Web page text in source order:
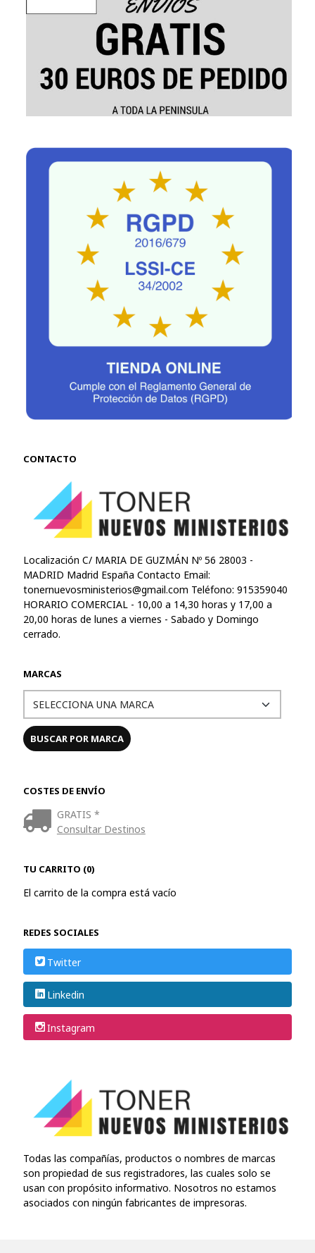
CONTACTO
Localización C/ MARIA DE GUZMÁN Nº 56 28003 -
MADRID Madrid España Contacto Email:
tonernuevosministerios@gmail.com Teléfono: 915359040
HORARIO COMERCIAL - 10,00 a 14,30 horas y 17,00 a
20,00 horas de lunes a viernes - Sabado y Domingo
cerrado.
MARCAS
COSTES DE ENVÍO
GRATIS *
Consultar Destinos
TU CARRITO (0)
El carrito de la compra está vacío
REDES SOCIALES
Twitter
Linkedin
Instagram
Todas las compañías, productos o nombres de marcas
son propiedad de sus registradores, las cuales solo se
usan con propósito informativo. Nosotros no estamos
asociados con ningún fabricantes de impresoras.